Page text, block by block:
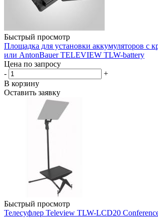
Быстрый просмотр
Площадка для установки аккумуляторов с
или AntonBauer TELEVIEW TLW-battery
Цена по запросу
-
+
В корзину
Оставить заявку
Быстрый просмотр
Телесуфлер Teleview TLW-LCD20